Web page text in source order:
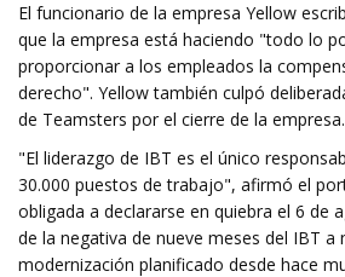
El funcionario de la empresa Yellow
que la empresa está haciendo "todo lo
proporcionar a los empleados la
derecho". Yellow también culpó
de Teamsters por el cierre de la empresa.
"El liderazgo de IBT es el único
30.000 puestos de trabajo", afirmó el
obligada a declararse en quiebra el 6 de
de la negativa de nueve meses del IBT a
modernización planificado desde hace